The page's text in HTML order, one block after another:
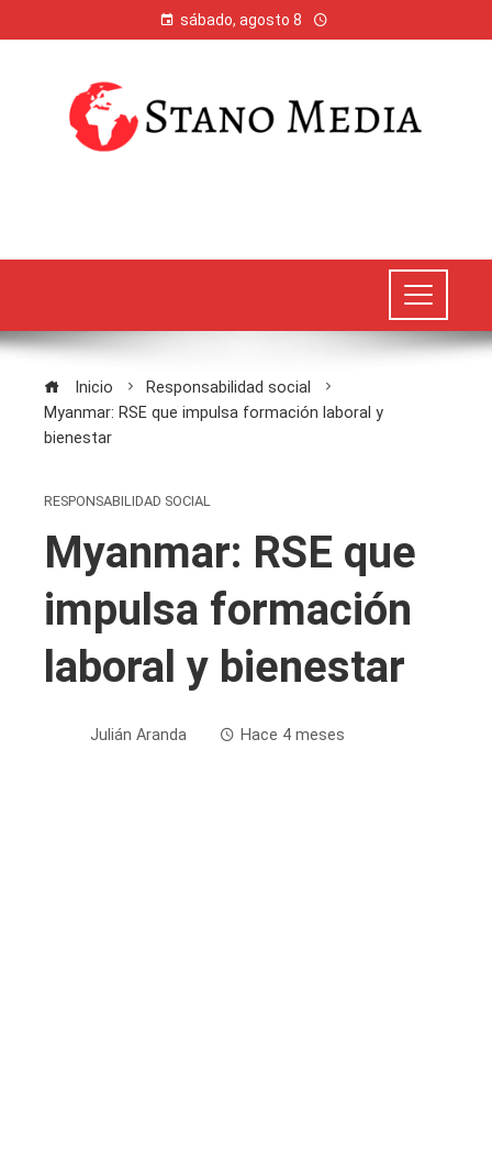
sábado, agosto 8
Inicio
Responsabilidad social
Myanmar: RSE que impulsa formación laboral y
bienestar
RESPONSABILIDAD SOCIAL
Myanmar: RSE que
impulsa formación
laboral y bienestar
Julián Aranda Hace 4 meses